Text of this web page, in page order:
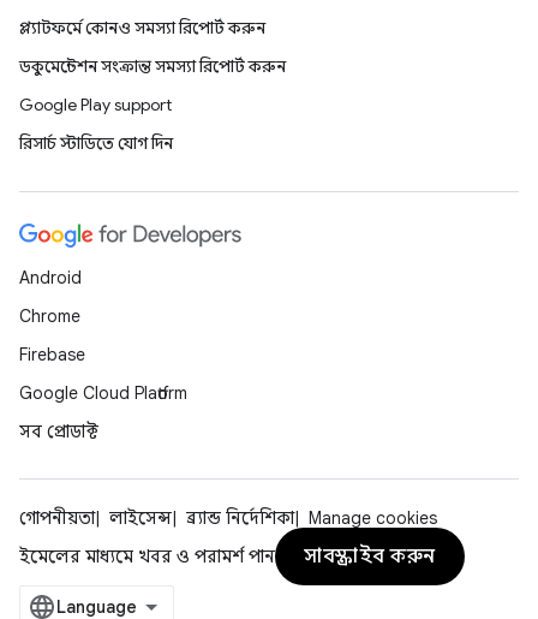
প্ল্যাটফর্মে কোনও সমস্যা রিপোর্ট করুন
ডকুমেন্টেশন সংক্রান্ত সমস্যা রিপোর্ট করুন
Google Play support
রিসার্চ স্টাডিতে যোগ দিন
Android
Chrome
Firebase
Google Cloud Platform
সব প্রোডাক্ট
গোপনীয়তা লাইসেন্স ব্র্যান্ড নির্দেশিকা
Manage cookies
ইমেলের মাধ্যমে খবর ও পরামর্শ পান
সাবস্ক্রাইব করুন